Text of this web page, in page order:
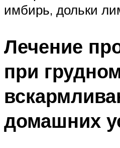
имбирь, дольки
Лечение
при
домашних